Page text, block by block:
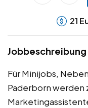
21
Jobbeschreibung
Für Minijobs,
Paderborn werden